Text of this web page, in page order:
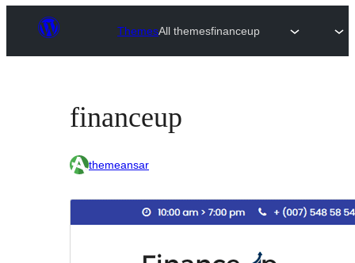
ThemesAll themesfinanceup
financeup
themeansar